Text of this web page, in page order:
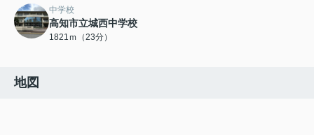
中学校
高知市立城西中学校
1821ｍ（23分）
地図